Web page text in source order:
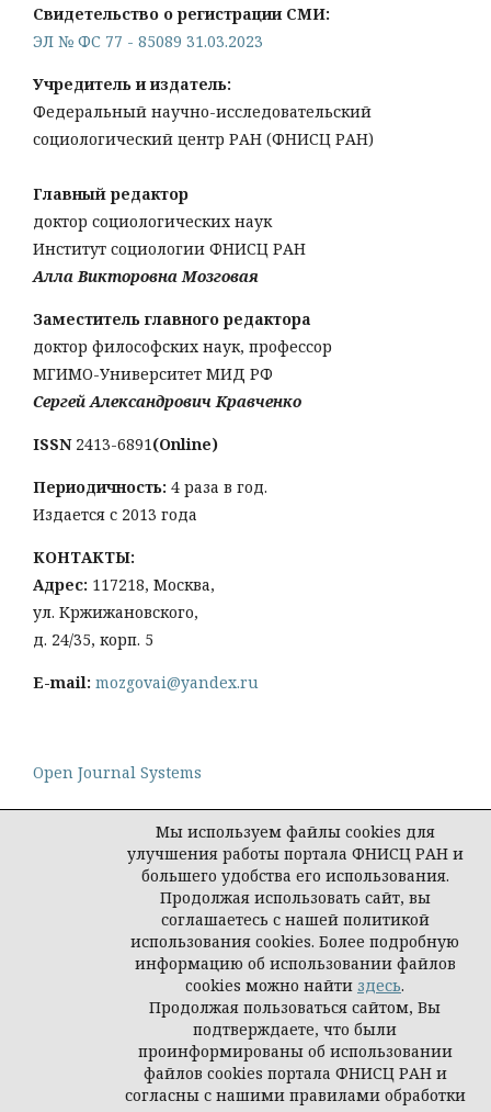
Свидетельство о регистрации СМИ:
ЭЛ № ФС 77 - 85089 31.03.2023
Учредитель и издатель:
Федеральный научно-исследовательский
социологический центр РАН (ФНИСЦ РАН)
Главный редактор
доктор социологических наук
Институт социологии ФНИСЦ РАН
Алла Викторовна Мозговая
Заместитель главного редактора
доктор философских наук, профессор
МГИМО-Университет МИД РФ
Сергей Александрович Кравченко
ISSN 2413-6891(Online)
Периодичность: 4 раза в год.
Издается с 2013 года
КОНТАКТЫ:
Адрес: 117218, Москва,
ул. Кржижановского,
д. 24/35, корп. 5
E-mail: mozgovai@yandex.ru
Open Journal Systems
Политика конфиденциальности персональных
© Социологическая наука и социальная практика,
Мы используем файлы cookies для
улучшения работы портала ФНИСЦ РАН и
большего удобства его использования.
Продолжая использовать сайт, вы
соглашаетесь с нашей политикой
использования cookies. Более подробную
информацию об использовании файлов
cookies можно найти здесь.
Продолжая пользоваться сайтом, Вы
подтверждаете, что были
проинформированы об использовании
файлов cookies портала ФНИСЦ РАН и
согласны с нашими правилами обработки